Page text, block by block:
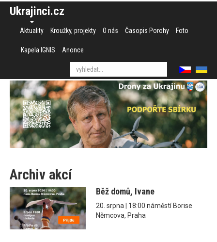
Ukrajinci.cz
Aktuality Kroužky, projekty O nás Časopis Porohy Foto
Kapela IGNIS Anonce
Archiv akcí
Běž domů, Ivane
20. srpna | 18:00 náměstí Borise
Němcova, Praha